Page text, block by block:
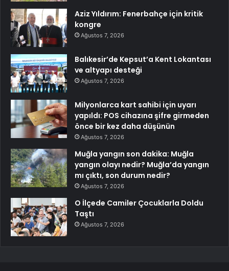
Aziz Yıldırım: Fenerbahçe için kritik
kongre
Ağustos 7, 2026
Balıkesir’de Kepsut’a Kent Lokantası
ve altyapı desteği
Ağustos 7, 2026
Milyonlarca kart sahibi için uyarı
yapıldı: POS cihazına şifre girmeden
önce bir kez daha düşünün
Ağustos 7, 2026
Muğla yangın son dakika: Muğla
yangın olayı nedir? Muğla’da yangın
mı çıktı, son durum nedir?
Ağustos 7, 2026
O İlçede Camiler Çocuklarla Doldu
Taştı
Ağustos 7, 2026